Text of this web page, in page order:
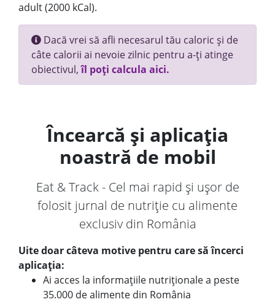
adult (2000 kCal).
Dacă vrei să afli necesarul tău caloric și de
câte calorii ai nevoie zilnic pentru a-ți atinge
obiectivul,îl poți calcula aici.
Încearcă și aplicația
noastră de mobil
Eat & Track - Cel mai rapid și ușor de
folosit jurnal de nutriție cu alimente
exclusiv din România
Uite doar câteva motive pentru care să încerci
aplicația:
Ai acces la informațiile nutriționale a peste
35.000 de alimente din România